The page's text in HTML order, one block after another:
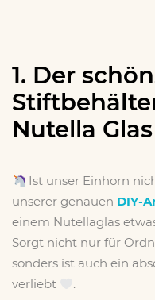
1. Der
Nutella Glas
Ist unser Einhorn
unserer genauen DIY-
einem Nutellaglas
Sorgt nicht nur für
sonders ist auch ein
verliebt
.